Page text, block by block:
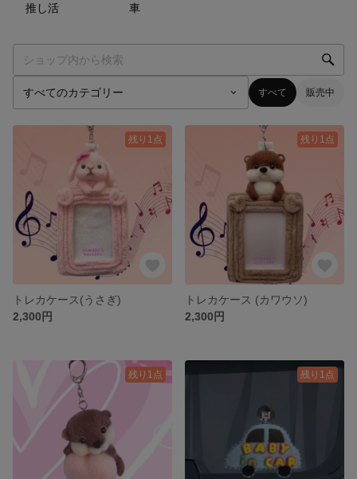
推し活 車
すべて 販売中
残り1点
トレカケース(うさぎ)
2,300円
残り1点
トレカケース (カワウソ)
2,300円
残り1点 残り1点